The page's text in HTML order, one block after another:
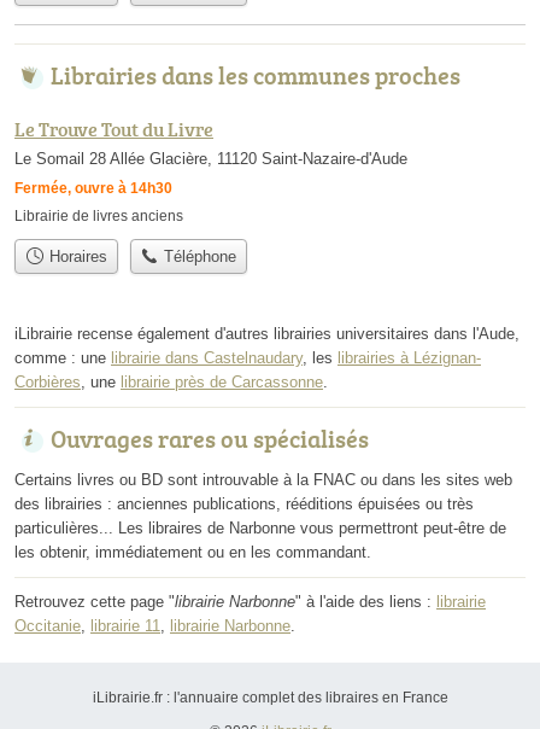
Librairies dans les communes proches
Le Trouve Tout du Livre
Le Somail 28 Allée Glacière, 11120 Saint-Nazaire-d'Aude
Fermée, ouvre à 14h30
Librairie de livres anciens
Horaires Téléphone
iLibrairie recense également d'autres librairies universitaires dans l'Aude,
comme : une librairie dans Castelnaudary, les librairies à Lézignan-
Corbières , une librairie près de Carcassonne
Ouvrages rares ou spécialisés
Certains livres ou BD sont introuvable à la FNAC ou dans les sites web
des librairies : anciennes publications, rééditions épuisées ou très
particulières... Les libraires de Narbonne vous permettront peut-être de
les obtenir, immédiatement ou en les commandant.
Retrouvez cette page "librairie Narbonne" à l'aide des liens : librairie
Occitanie librairie 11 librairie Narbonne
iLibrairie.fr : l'annuaire complet des libraires en France